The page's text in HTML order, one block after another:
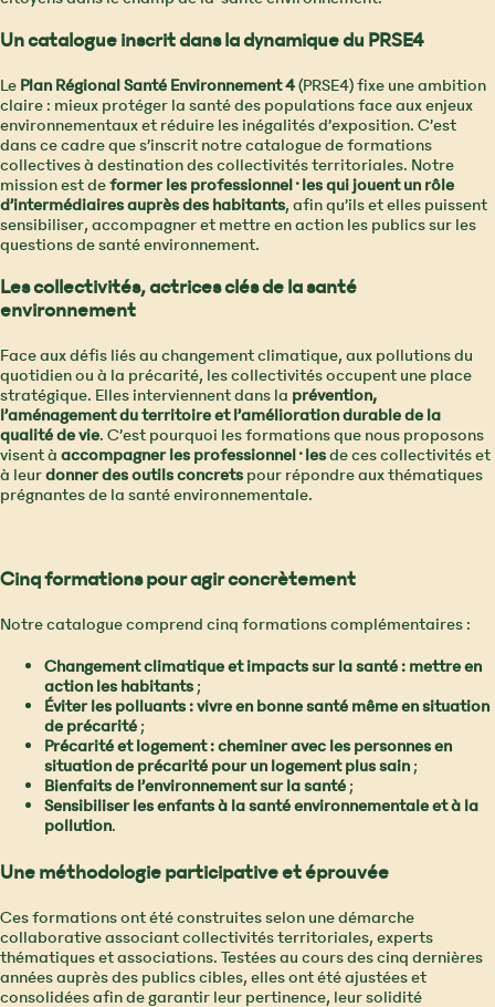
Un catalogue inscrit dans la dynamique du PRSE4
LePlan Régional Santé Environnement 4(PRSE4) fixe une ambition
claire : mieux protéger la santé des populations face aux enjeux
environnementaux et réduire les inégalités d’exposition. C’est
dans ce cadre que s’inscrit notre catalogue de formations
collectives à destination des collectivités territoriales. Notre
mission est deformer les professionnel·les qui jouent un rôle
d’intermédiaires auprès des habitants, afin qu’ils et elles puissent
sensibiliser, accompagner et mettre en action les publics sur les
questions de santé environnement.
Les collectivités, actrices clés de la santé
environnement
Face aux défis liés au changement climatique, aux pollutions du
quotidien ou à la précarité, les collectivités occupent une place
stratégique. Elles interviennent dans la prévention,
l’aménagement du territoire et l’amélioration durable de la
qualité de vie. C’est pourquoi les formations que nous proposons
visent àaccompagner les professionnel·lesde ces collectivités et
à leurdonner des outils concretspour répondre aux thématiques
prégnantes de la santé environnementale.
Cinq formations pour agir concrètement
Notre catalogue comprend cinq formations complémentaires :
Changement climatique et impacts sur la santé : mettre en
action les habitants;
Éviter les polluants : vivre en bonne santé même en situation
de précarité;
Précarité et logement : cheminer avec les personnes en
situation de précarité pour un logement plus sain;
Bienfaits de l’environnement sur la santé;
Sensibiliser les enfants à la santé environnementale et à la
pollution.
Une méthodologie participative et éprouvée
Ces formations ont été construites selon une démarche
collaborative associant collectivités territoriales, experts
thématiques et associations. Testées au cours des cinq dernières
années auprès des publics cibles, elles ont été ajustées et
consolidées afin de garantir leur pertinence, leur solidité